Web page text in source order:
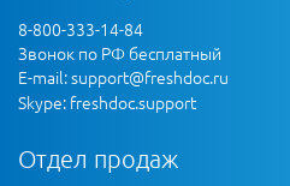
8-800-333-14-84
Звонок по РФ бесплатный
E-mail:support@freshdoc.ru
Skype: freshdoc.support
Отдел продаж